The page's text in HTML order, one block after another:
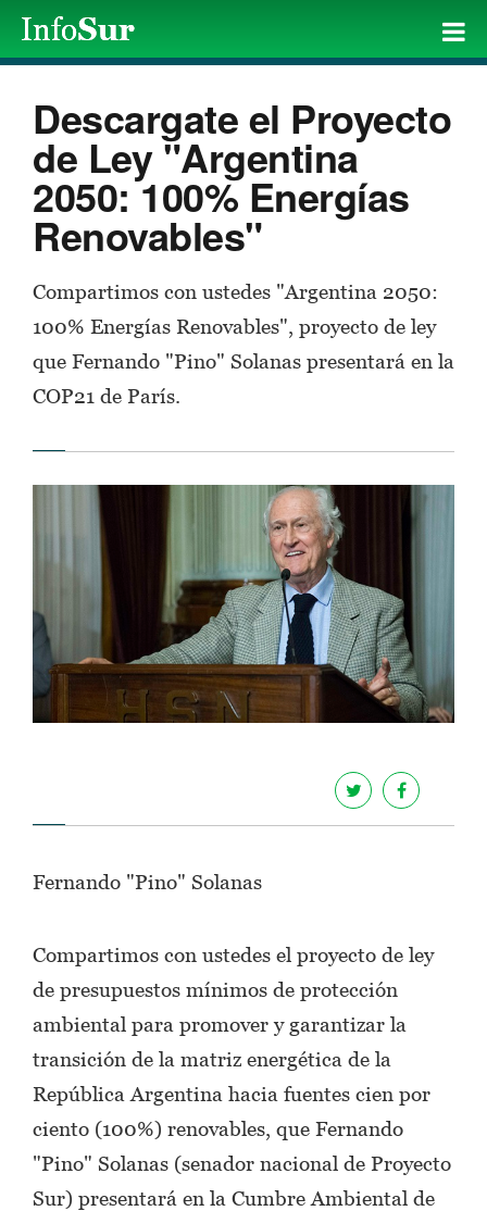
Descargate el Proyecto
de Ley "Argentina
2050: 100% Energías
Renovables"
Compartimos con ustedes "Argentina 2050:
100% Energías Renovables", proyecto de ley
que Fernando "Pino" Solanas presentará en la
COP21 de París.
Fernando "Pino" Solanas
Compartimos con ustedes el proyecto de ley
de presupuestos mínimos de protección
ambiental para promover y garantizar la
transición de la matriz energética de la
República Argentina hacia fuentes cien por
ciento (100%) renovables, que Fernando
"Pino" Solanas (senador nacional de Proyecto
Sur) presentará en la Cumbre Ambiental de